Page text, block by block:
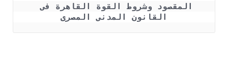
المقصود وشروط القوة القاهرة فى
القانون المدنى المصرى